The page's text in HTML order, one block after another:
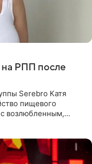
на РПП после
Serebro Катя
пищевого
возлюбленным,